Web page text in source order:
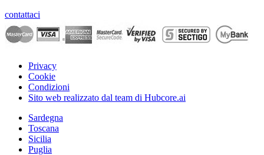
contattaci
Privacy
Cookie
Condizioni
Sito web realizzato dal team di Hubcore.ai
Sardegna
Toscana
Sicilia
Puglia